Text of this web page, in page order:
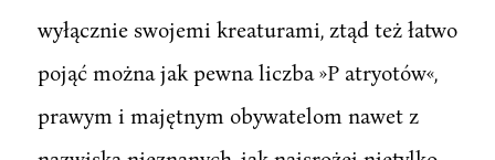
wyłącznie swojemi kreaturami, ztąd też łatwo
pojąć można jak pewna liczba »P atryotów«,
prawym i majętnym obywatelom nawet z